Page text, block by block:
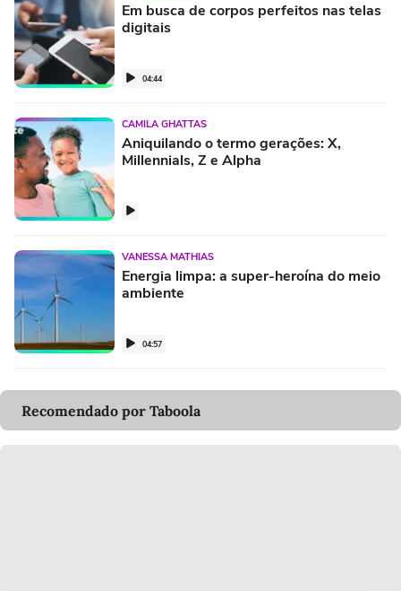
Em busca de corpos perfeitos nas telas
digitais
04:44
CAMILA GHATTAS
Aniquilando o termo gerações: X,
Millennials, Z e Alpha
VANESSA MATHIAS
Energia limpa: a super-heroína do meio
ambiente
04:57
Recomendado por Taboola